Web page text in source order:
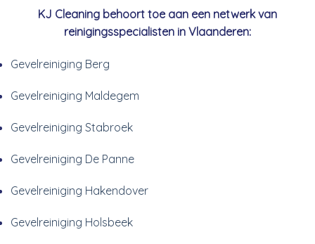
KJ Cleaning behoort toe aan een netwerk van
reinigingsspecialisten in Vlaanderen:
Gevelreiniging Berg
Gevelreiniging Maldegem
Gevelreiniging Stabroek
Gevelreiniging De Panne
Gevelreiniging Hakendover
Gevelreiniging Holsbeek